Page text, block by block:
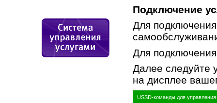
Подключение
Для
Для
Далее следуйте
на дисплее
USSD-команды для управления